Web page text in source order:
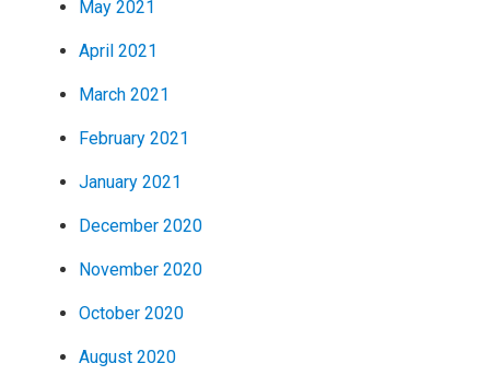
May 2021
April 2021
March 2021
February 2021
January 2021
December 2020
November 2020
October 2020
August 2020